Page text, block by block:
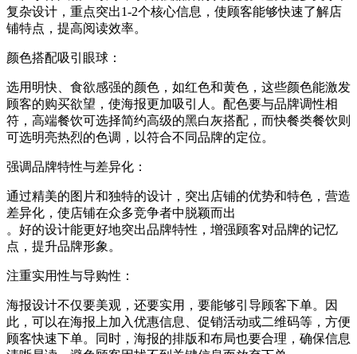
复杂设计，重点突出1-2个核心信息，使顾客能够快速了解店
铺特点，提高阅读效率‌。
‌颜色搭配吸引眼球‌：
选用明快、食欲感强的颜色，如红色和黄色，这些颜色能激发
顾客的购买欲望，使海报更加吸引人‌。配色要与品牌调性相
符，高端餐饮可选择简约高级的黑白灰搭配，而快餐类餐饮则
可选明亮热烈的色调，以符合不同品牌的定位‌。
‌强调品牌特性与差异化‌：
通过精美的图片和独特的设计，突出店铺的优势和特色，营造
差异化，使店铺在众多竞争者中脱颖而出‌
。好的设计能更好地突出品牌特性，增强顾客对品牌的记忆
点，提升品牌形象‌。
‌注重实用性与导购性‌：
海报设计不仅要美观，还要实用，要能够引导顾客下单。因
此，可以在海报上加入优惠信息、促销活动或二维码等，方便
顾客快速下单‌。同时，海报的排版和布局也要合理，确保信息